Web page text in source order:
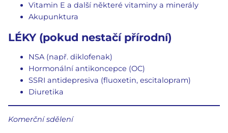
Vitamin E a další některé vitaminy a minerály
Akupunktura
LÉKY (pokud nestačí přírodní)
NSA (např. diklofenak)
Hormonální antikoncepce (OC)
SSRI antidepresiva (fluoxetin, escitalopram)
Diuretika
Komerční sdělení